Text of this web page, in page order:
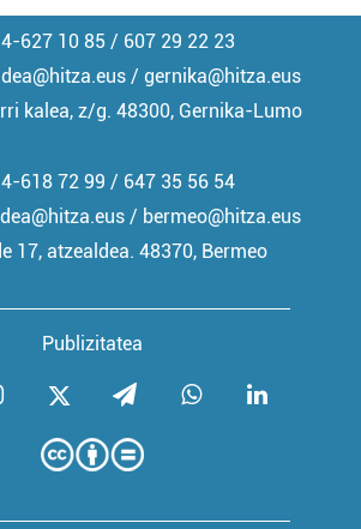
627 10 85 / 607 29 22 23
/ gernika@hitza.eus
kalea, z/g. 48300, Gernika-Lumo
Publizitatea
618 72 99 / 647 35 56 54
/ bermeo@hitza.eus
17, atzealdea. 48370, Bermeo